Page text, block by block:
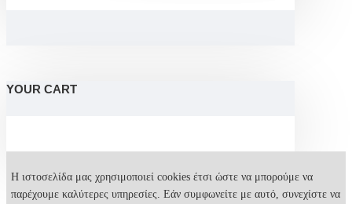
YOUR CART
Η ιστοσελίδα μας χρησιμοποιεί cookies έτσι ώστε να μπορούμε να
παρέχουμε καλύτερες υπηρεσίες. Εάν συμφωνείτε με αυτό, συνεχίστε να